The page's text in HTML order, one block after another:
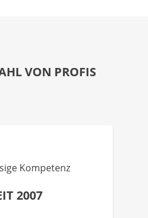
VON PROFIS
Kompetenz
2007